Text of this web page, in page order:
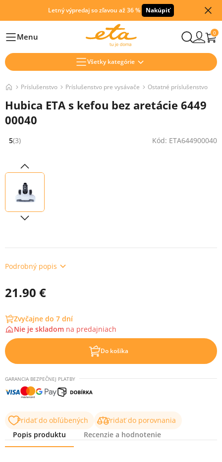
Letný výpredaj so zľavou až 36 % Nakúpiť
HlavníMenu 0
Všetky kategórie
Príslušenstvo Príslušenstvo pre vysávače Ostatné príslušenstvo
Hubica ETA s kefou bez aretácie 6449
00040
Hodnocení: 5 z 5 (3 recenzí)
5(3) Kód: ETA644900040
Podrobný popis
21.90 €
Zvyčajne do 7 dní
Nie je skladom na predajniach
Do košíka
GARANCIA BEZPEČNEJ PLATBY
Pridať do obľúbených
Pridať do porovnania
Popis produktu
Recenzie a hodnotenie